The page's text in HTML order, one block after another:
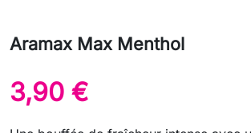
Aramax Max Menthol
3,90 €